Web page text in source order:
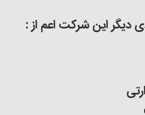
دیگر این شرکت اعم از: